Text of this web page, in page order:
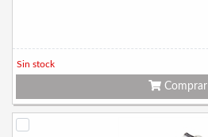
Sin stock
Comprar